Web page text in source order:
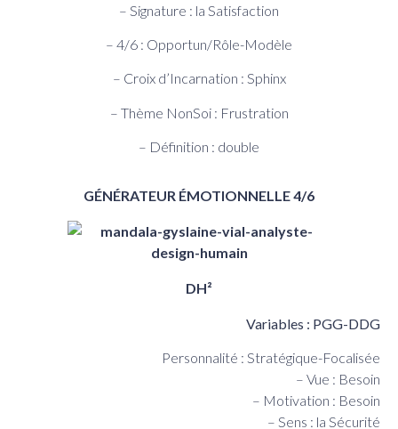
– Signature : la Satisfaction
– 4/6 : Opportun/Rôle-Modèle
– Croix d’Incarnation : Sphinx
– Thème NonSoi : Frustration
– Définition : double
GÉNÉRATEUR ÉMOTIONNELLE 4/6
DH²
Variables : PGG-DDG
Personnalité : Stratégique-Focalisée
– Vue : Besoin
– Motivation : Besoin
– Sens : la Sécurité